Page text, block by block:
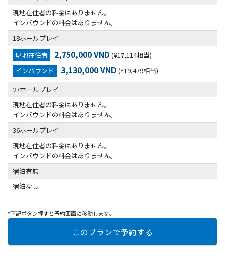
現地在住者の料金はありません。
インバウンドの料金はありません。
18ホールプレイ
現地在住者
2,750,000 VND (¥17,114相当)
インバウンド
3,130,000 VND (¥19,479相当)
27ホールプレイ
現地在住者の料金はありません。
インバウンドの料金はありません。
36ホールプレイ
現地在住者の料金はありません。
インバウンドの料金はありません。
宿泊有無
宿泊なし
*下記ボタン押すと予約画面に移動します。